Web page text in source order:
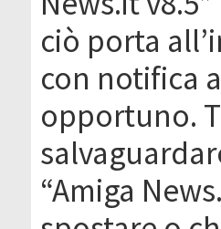
ciò porta
con notifica
opportuno.
“Amiga